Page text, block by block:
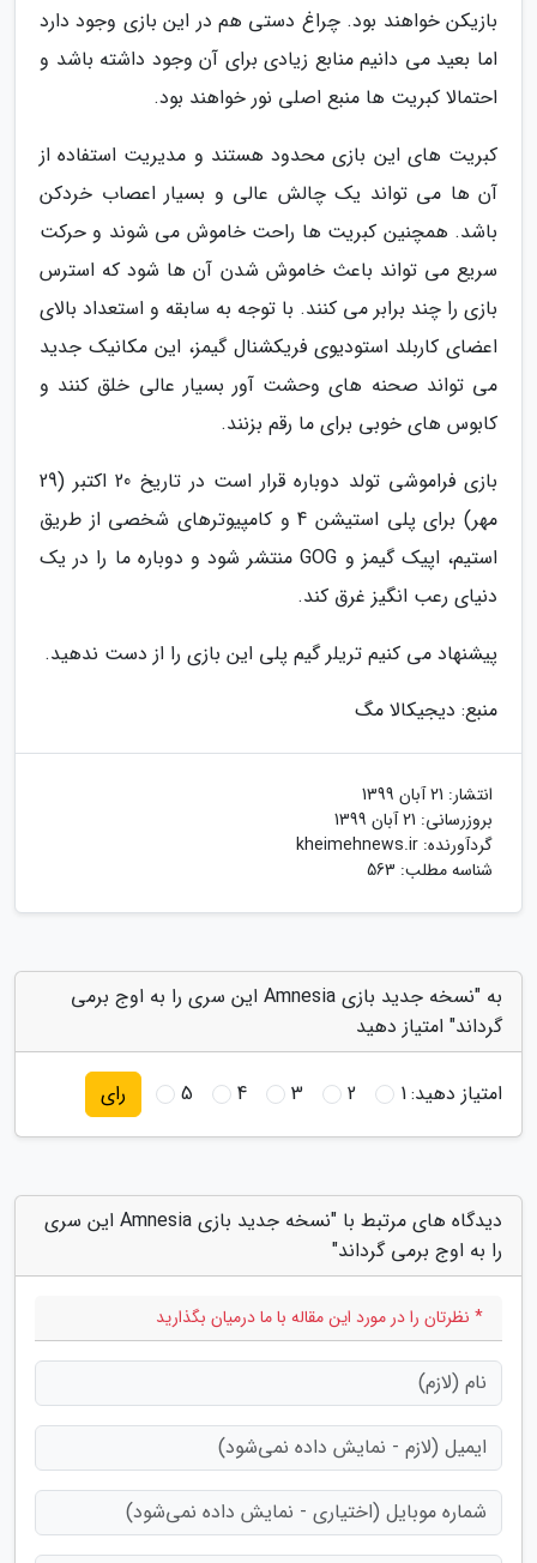
بازیکن خواهند بود. چراغ دستی هم در این بازی وجود دارد
اما بعید می دانیم منابع زیادی برای آن وجود داشته باشد و
احتمالا کبریت ها منبع اصلی نور خواهند بود.
کبریت های این بازی محدود هستند و مدیریت استفاده از
آن ها می تواند یک چالش عالی و بسیار اعصاب خردکن
باشد. همچنین کبریت ها راحت خاموش می شوند و حرکت
سریع می تواند باعث خاموش شدن آن ها شود که استرس
بازی را چند برابر می کنند. با توجه به سابقه و استعداد بالای
اعضای کاربلد استودیوی فریکشنال گیمز، این مکانیک جدید
می تواند صحنه های وحشت آور بسیار عالی خلق کنند و
کابوس های خوبی برای ما رقم بزنند.
بازی فراموشی تولد دوباره قرار است در تاریخ 20 اکتبر (29
مهر) برای پلی استیشن 4 و کامپیوترهای شخصی از طریق
استیم، اپیک گیمز و GOG منتشر شود و دوباره ما را در یک
دنیای رعب انگیز غرق کند.
پیشنهاد می کنیم تریلر گیم پلی این بازی را از دست ندهید.
منبع: دیجیکالا مگ
انتشار: 21 آبان 1399
بروزرسانی: 21 آبان 1399
گردآورنده: kheimehnews.ir
شناسه مطلب: 563
به "نسخه جدید بازی Amnesia این سری را به اوج برمی
گرداند" امتیاز دهید
امتیاز دهید:1
2
3
4
5 رای
دیدگاه های مرتبط با "نسخه جدید بازی Amnesia این سری
را به اوج برمی گرداند"
* نظرتان را در مورد این مقاله با ما درمیان بگذارید